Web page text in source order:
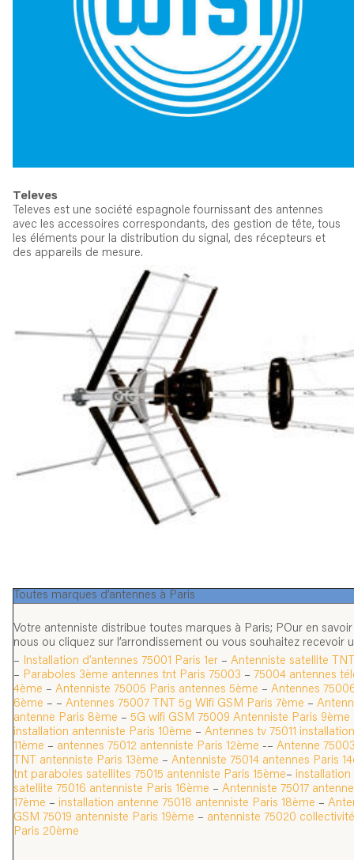
Televes
Televes est une société espagnole fournissant des antennes
avec les accessoires correspondants, des gestion de tête, tous
les éléments pour la distribution du signal, des récepteurs et
des appareils de mesure.
Toutes marques d’antennes à Paris
Votre antenniste distribue toutes marques à Paris; POur en
nous ou cliquez sur l’arrondissement ou vous souhaitez recevoir
– Installation d’antennes 75001 Paris 1er – Antenniste satellite
– Paraboles 3ème antennes tnt Paris 75003 – 75004 antennes
4ème – Antenniste 75005 Paris antennes 5ème – Antennes
6ème – – Antennes 75007 TNT 5g Wifi GSM Paris 7ème –
antenne Paris 8ème – 5G wifi GSM 75009 Antenniste Paris 9ème
installation antenniste Paris 10ème – Antennes tv 75011
11ème – antennes 75012 antenniste Paris 12ème -– Antenne
TNT antenniste Paris 13ème – Antenniste 75014 antennes Paris
tnt paraboles satellites 75015 antenniste Paris 15ème– installation
satellite 75016 antenniste Paris 16ème – Antenniste 75017
17ème – installation antenne 75018 antenniste Paris 18ème –
GSM 75019 antenniste Paris 19ème – antenniste 75020
Paris 20ème